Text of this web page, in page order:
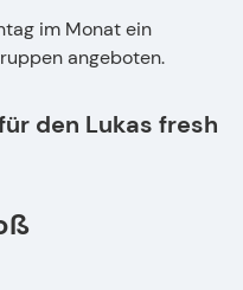
im Monat ein
angeboten.
den Lukas fresh